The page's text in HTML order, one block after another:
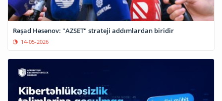
Rəşad Həsənov: "AZSET" strateji addımlardan biridir
14-05-2026